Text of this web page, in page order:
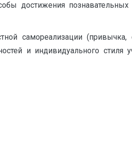
достижения познавательных
самореализации (привычка,
и индивидуального стиля